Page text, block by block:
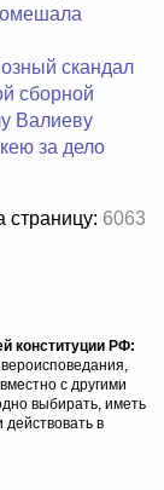
скандал
сборной
Валиеву
за дело
страницу: 6063
конституции РФ:
с другими
выбирать, иметь
в